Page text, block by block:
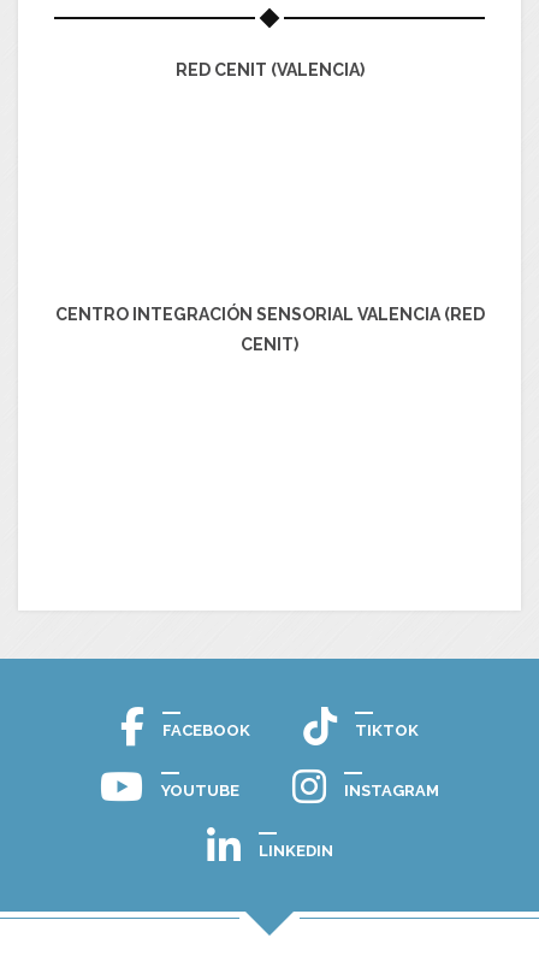
RED CENIT (VALENCIA)
CENTRO INTEGRACIÓN SENSORIAL VALENCIA (RED
CENIT)
FACEBOOK TIKTOK
YOUTUBE INSTAGRAM
LINKEDIN